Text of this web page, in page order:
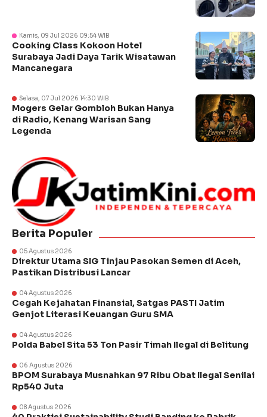
Kamis, 09 Jul 2026 09:54 WIB
Cooking Class Kokoon Hotel
Surabaya Jadi Daya Tarik Wisatawan
Mancanegara
Selasa, 07 Jul 2026 14:30 WIB
Mogers Gelar Gombloh Bukan Hanya
di Radio, Kenang Warisan Sang
Legenda
Berita Populer
05 Agustus 2026
Direktur Utama SIG Tinjau Pasokan Semen di Aceh,
Pastikan Distribusi Lancar
04 Agustus 2026
Cegah Kejahatan Finansial, Satgas PASTI Jatim
Genjot Literasi Keuangan Guru SMA
04 Agustus 2026
Polda Babel Sita 53 Ton Pasir Timah Ilegal di Belitung
06 Agustus 2026
BPOM Surabaya Musnahkan 97 Ribu Obat Ilegal Senilai
Rp540 Juta
08 Agustus 2026